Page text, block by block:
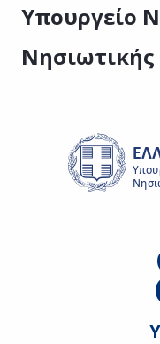
Υπουργείο
Νησιωτικής